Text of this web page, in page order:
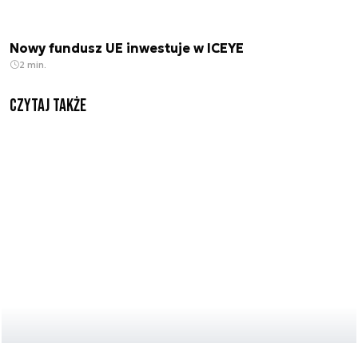
Nowy fundusz UE inwestuje w ICEYE
2 min.
Czytaj także